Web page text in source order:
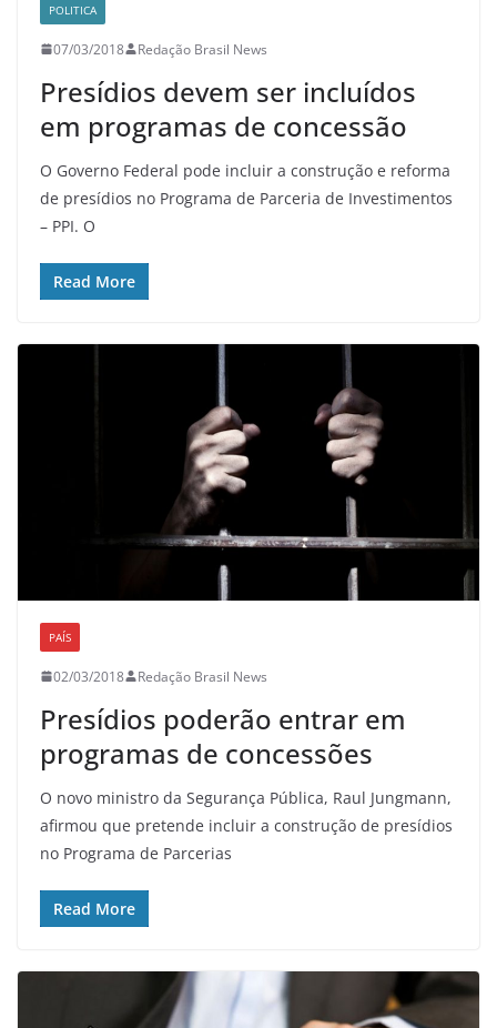
POLITICA
07/03/2018 Redação Brasil News
Presídios devem ser incluídos
em programas de concessão
O Governo Federal pode incluir a construção e reforma
de presídios no Programa de Parceria de Investimentos
– PPI. O
Read More
PAÍS
02/03/2018 Redação Brasil News
Presídios poderão entrar em
programas de concessões
O novo ministro da Segurança Pública, Raul Jungmann,
afirmou que pretende incluir a construção de presídios
no Programa de Parcerias
Read More